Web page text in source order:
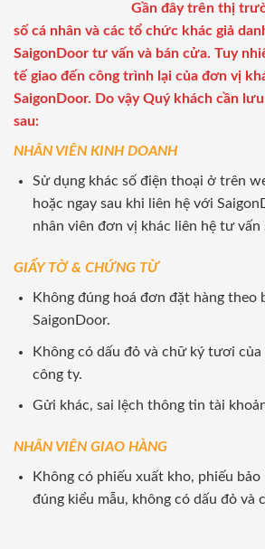
Gần đây trên thị
số cá nhân và các tổ chức khác giả
SaigonDoor tư vấn và bán cửa. Tuy
tế giao đến công trình lại của đơn vị
SaigonDoor. Do vậy Quý khách cần
sau:
NHÂN VIÊN KINH DOANH
Sử dụng khác số điện thoại ở trên
hoặc ngay sau khi liên hệ với
nhân viên đơn vị khác liên hệ tư vấn
GIẤY TỜ & CHỨNG TỪ
Không đúng hoá đơn đặt hàng theo
SaigonDoor.
Không có dấu đỏ và chữ ký tươi
công ty.
Gửi khác, sai lệch thông tin tài
NHÂN VIÊN GIAO HÀNG
Không có phiếu xuất kho, phiếu
đúng kiểu mẫu, không có dấu đỏ và